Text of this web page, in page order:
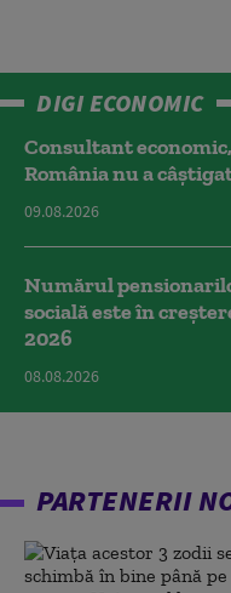
DIGI ECONOMIC
Consultant
România nu a
09.08.2026
Numărul
socială este în
2026
08.08.2026
PARTENERII